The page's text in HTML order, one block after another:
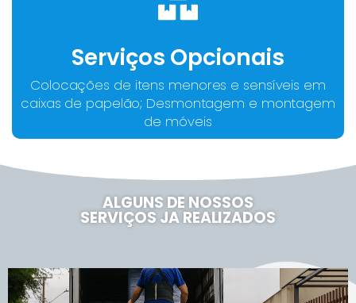
Serviços Opcionais
Colocações de itens menores e sensíveis em
caixas de papelão; Desmontagem e montagem
de móveis
ALGUNS DE NOSSOS
SERVIÇOS JA REALIZADOS